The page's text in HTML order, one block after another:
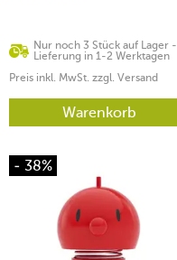
Nur noch 3 Stück auf Lager -
Lieferung in 1-2 Werktagen
Preis inkl. MwSt. zzgl. Versand
Warenkorb
- 38%